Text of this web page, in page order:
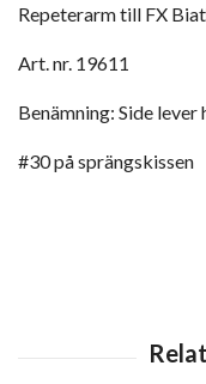
Repeterarm till FX
Art. nr. 19611
Benämning: Side
#30 på sprängskissen